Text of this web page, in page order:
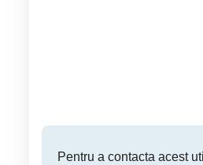
Pentru a contacta acest